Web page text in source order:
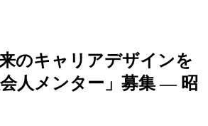
のキャリアデザインを
人メンター」募集 — 昭